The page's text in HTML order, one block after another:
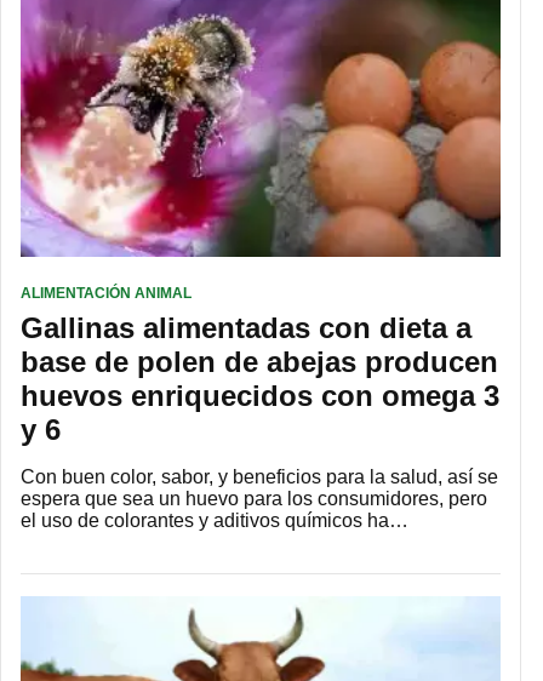
ALIMENTACIÓN ANIMAL
Gallinas alimentadas con dieta a
base de polen de abejas producen
huevos enriquecidos con omega 3
y 6
Con buen color, sabor, y beneficios para la salud, así se
espera que sea un huevo para los consumidores, pero
el uso de colorantes y aditivos químicos ha…